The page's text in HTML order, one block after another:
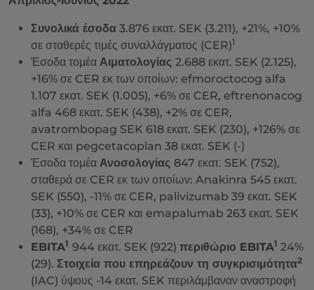
Συνολικά έσοδα 3.876 εκατ. SEK (3.211), +21%, +10%
σε σταθερές τιμές συναλλάγματος (CER)1
Έσοδα τομέα Αιματολογίας 2.688 εκατ. SEK (2.125),
+16% σε CER εκ των οποίων: efmoroctocog alfa
1.107 εκατ. SEK (1.005), +6% σε CER, eftrenonacog
alfa 468 εκατ. SEK (438), +2% σε CER,
avatrombopag SEK 618 εκατ. SEK (230), +126% σε
CER και pegcetacoplan 38 εκατ. SEK (-)
Έσοδα τομέα Ανοσολογίας 847 εκατ. SEK (752),
σταθερά σε CER εκ των οποίων: Anakinra 545 εκατ.
SEK (550), -11% σε CER, palivizumab 39 εκατ. SEK
(33), +10% σε CER και emapalumab 263 εκατ. SEK
(168), +34% σε CER
EBITA1 944 εκατ. SEK (922) περιθώριο EBITA1 24%
(29). Στοιχεία που επηρεάζουν τη συγκρισιμότητα2
(IAC) ύψους -14 εκατ. SEK περιλάμβαναν αναστροφή